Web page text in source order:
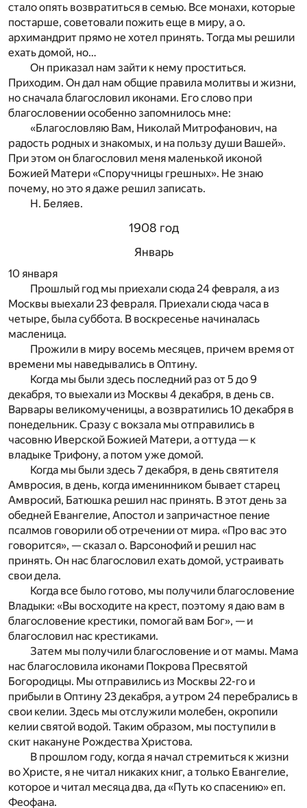
стало опять возвратиться в семью. Все монахи, которые
постарше, советовали пожить еще в миру, а о.
архимандрит прямо не хотел принять. Тогда мы решили
ехать домой, но…
Он приказал нам зайти к нему проститься.
Приходим. Он дал нам общие правила молитвы и жизни,
но сначала благословил иконами. Его слово при
благословении особенно запомнилось мне:
«Благословляю Вам, Николай Митрофанович, на
радость родных и знакомых, и на пользу души Вашей».
При этом он благословил меня маленькой иконой
Божией Матери «Споручницы грешных». Не знаю
почему, но это я даже решил записать.
Н. Беляев.
1908 год
Январь
10 января
Прошлый год мы приехали сюда 24 февраля, а из
Москвы выехали 23 февраля. Приехали сюда часа в
четыре, была суббота. В воскресенье начиналась
масленица.
Прожили в миру восемь месяцев, причем время от
времени мы наведывались в Оптину.
Когда мы были здесь последний раз от 5 до 9
декабря, то выехали из Москвы 4 декабря, в день св.
Варвары великомученицы, а возвратились 10 декабря в
понедельник. Сразу с вокзала мы отправились в
часовню Иверской Божией Матери, а оттуда — к
владыке Трифону, а потом уже домой.
Когда мы были здесь 7 декабря, в день святителя
Амвросия, в день, когда именинником бывает старец
Амвросий, Батюшка решил нас принять. В этот день за
обедней Евангелие, Апостол и запричастное пение
псалмов говорили об отречении от мира. «Про вас это
говорится», — сказал о. Варсонофий и решил нас
принять. Он нас благословил ехать домой, устраивать
свои дела.
Когда все было готово, мы получили благословение
Владыки: «Вы восходите на крест, поэтому я даю вам в
благословение крестики, помогай вам Бог», — и
благословил нас крестиками.
Затем мы получили благословение и от мамы. Мама
нас благословила иконами Покрова Пресвятой
Богородицы. Мы отправились из Москвы 22-го и
прибыли в Оптину 23 декабря, а утром 24 перебрались в
свои келии. Здесь мы отслужили молебен, окропили
келии святой водой. Таким образом, мы поступили в
скит накануне Рождества Христова.
В прошлом году, когда я начал стремиться к жизни
во Христе, я не читал никаких книг, а только Евангелие,
которое и читал месяца два, да «Путь ко спасению» еп.
Феофана.